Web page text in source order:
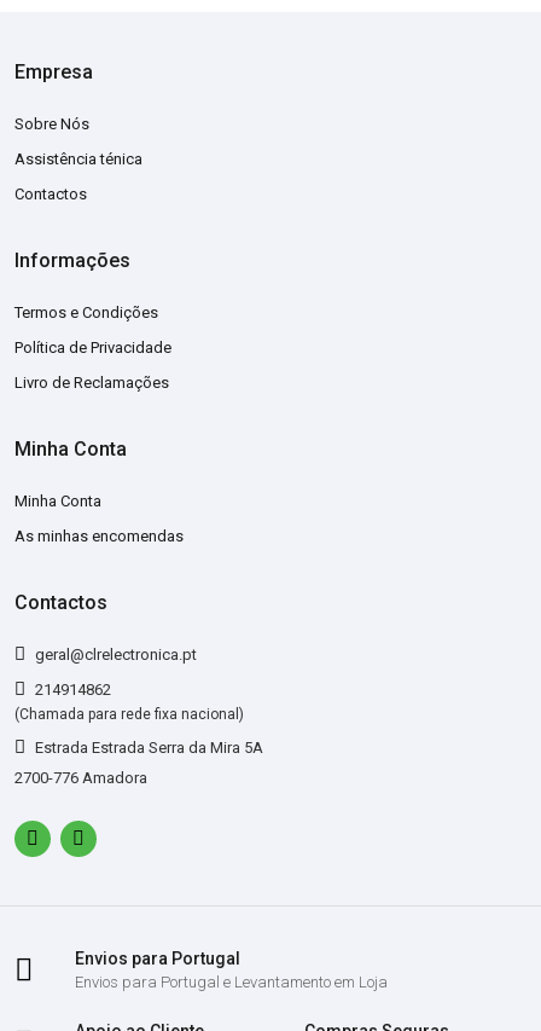
Empresa
Sobre Nós
Assistência ténica
Contactos
Informações
Termos e Condições
Política de Privacidade
Livro de Reclamações
Minha Conta
Minha Conta
As minhas encomendas
Contactos
geral@clrelectronica.pt
214914862
(Chamada para rede fixa nacional)
Estrada Estrada Serra da Mira 5A
2700-776 Amadora
Envios para Portugal
Envios para Portugal e Levantamento em Loja